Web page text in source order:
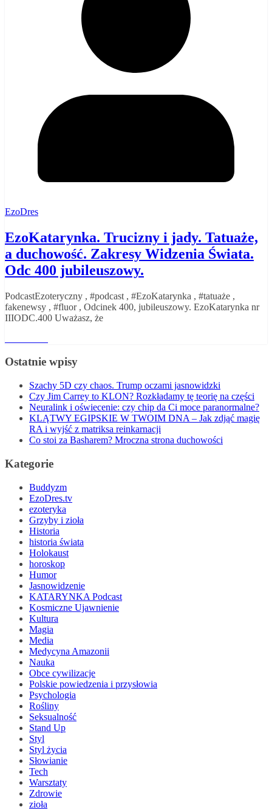
EzoDres
EzoKatarynka. Trucizny i jady. Tatuaże,
a duchowość. Zakresy Widzenia Świata.
Odc 400 jubileuszowy.
PodcastEzoteryczny , #podcast , #EzoKatarynka , #tatuaże ,
fakenewsy , #fluor , Odcinek 400, jubileuszowy. EzoKatarynka nr
IIIODC.400 Uważasz, że
Ostatnie wpisy
Szachy 5D czy chaos. Trump oczami jasnowidzki
Czy Jim Carrey to KLON? Rozkładamy tę teorię na części
Neuralink i oświecenie: czy chip da Ci moce paranormalne?
KLĄTWY EGIPSKIE W TWOIM DNA – Jak zdjąć magię
RA i wyjść z matriksa reinkarnacji
Co stoi za Basharem? Mroczna strona duchowości
Kategorie
Buddyzm
EzoDres.tv
ezoteryka
Grzyby i zioła
Historia
historia świata
Holokaust
horoskop
Humor
Jasnowidzenie
KATARYNKA Podcast
Kosmiczne Ujawnienie
Kultura
Magia
Media
Medycyna Amazonii
Nauka
Obce cywilizacje
Polskie powiedzenia i przysłowia
Psychologia
Rośliny
Seksualność
Stand Up
Styl
Styl życia
Słowianie
Tech
Warsztaty
Zdrowie
zioła